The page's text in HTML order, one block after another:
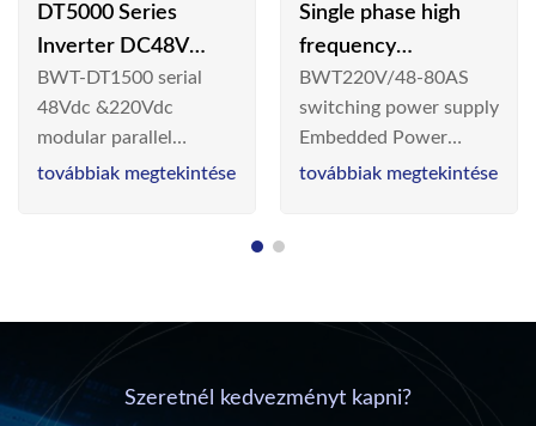
DT5000 Series
Inverter DC48V
AC110V solar
BWT-DT1500 serial
48Vdc &220Vdc
modular parallel
connection inverter is
communication DC
220V/50Hz sinusoidal
AC power. It is
továbbiak megtekintése
Single phase high
frequency
BWT220V/48-80AS
switching power
supply
BWT220V/48-80AS
switching power supply
Embedded Power
System is widely
& Energy Saving”
továbbiak megtekintése
Szeretnél kedvezményt kapni?